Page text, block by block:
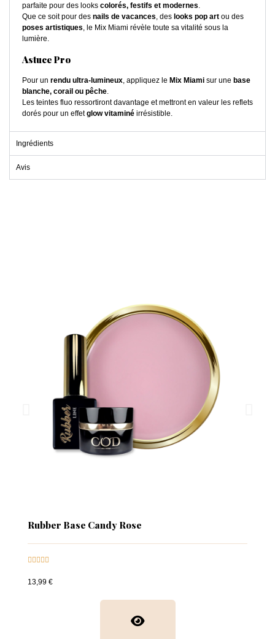
parfaite pour des looks colorés, festifs et modernes.
Que ce soit pour des nails de vacances, des looks pop art ou des
poses artistiques, le Mix Miami révèle toute sa vitalité sous la
lumière.
Astuce Pro
Pour un rendu ultra-lumineux, appliquez le Mix Miami sur une base
blanche, corail ou pêche.
Les teintes fluo ressortiront davantage et mettront en valeur les reflets
dorés pour un effetglow vitaminé irrésistible.
Ingrédients
Avis
Rubber Base Candy Rose

13,99 €